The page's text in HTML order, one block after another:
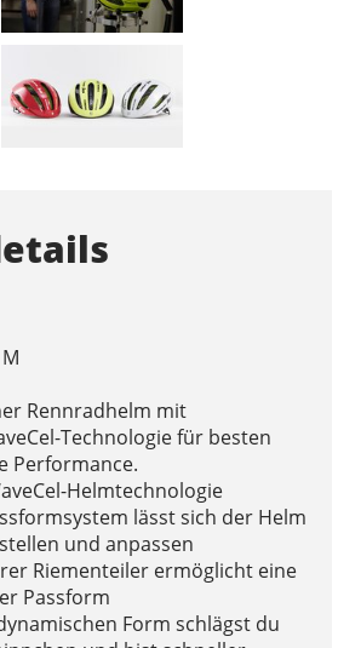
Rennradhelm mit
Technologie für besten
Performance.
Helmtechnologie
lässt sich der Helm
und anpassen
Riementeiler ermöglicht eine
Passform
Form schlägst du